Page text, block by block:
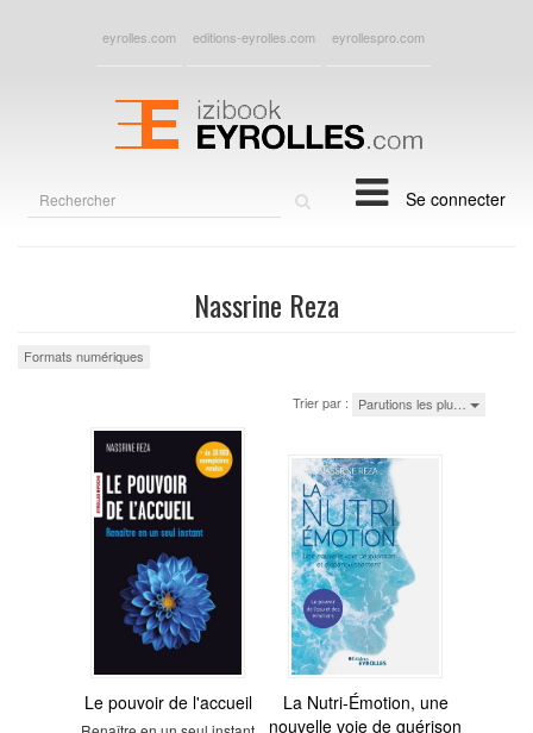
eyrolles.com editions-eyrolles.com eyrollespro.com
Se connecter
Nassrine Reza
Formats numériques
Trier par : Parutions les plu…
Le pouvoir de l'accueil
La Nutri-Émotion, une
nouvelle voie de guérison